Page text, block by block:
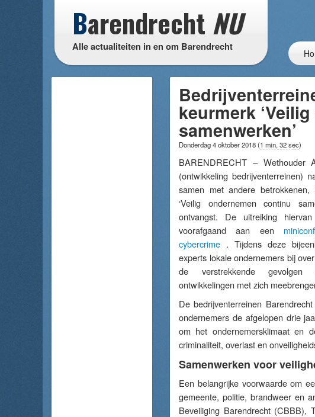
Barendrecht NU
Alle actualiteiten in en om Barendrecht
keurmerk
samenwerken’
Donderdag 4 oktober 2018(1 min, 32 sec)
BARENDRECHT – Wethouder
(ontwikkeling bedrijventerreinen)
samen met andere betrokkenen,
‘Veilig ondernemen continu
ontvangst. De uitreiking
voorafgaand aan een
cybercrime . Tijdens deze
experts lokale ondernemers bij
de verstrekkende gevolgen
ontwikkelingen met zich
De bedrijventerreinen
ondernemers de afgelopen drie
om het ondernemersklimaat en
criminaliteit, overlast en
Samenwerken voor
Een belangrijke voorwaarde om
gemeente, politie, brandweer en
Beveiliging Barendrecht (CBBB),